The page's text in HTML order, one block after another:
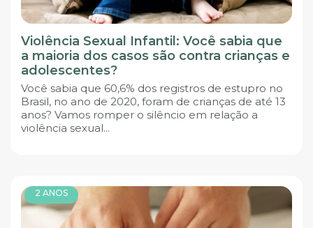
Violência Sexual Infantil: Você sabia que
a maioria dos casos são contra crianças e
adolescentes?
Você sabia que 60,6% dos registros de estupro no
Brasil, no ano de 2020, foram de crianças de até 13
anos? Vamos romper o silêncio em relação a
violência sexual...
2 ANOS